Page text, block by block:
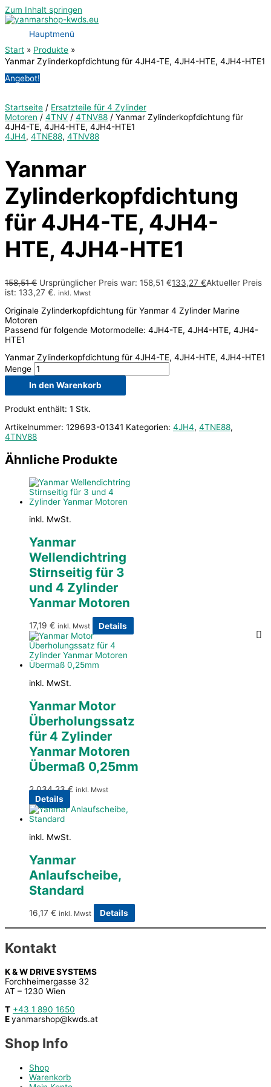
Zum Inhalt springen
Hauptmenü
Start
Produkte
Yanmar Zylinderkopfdichtung für 4JH4-TE, 4JH4-HTE, 4JH4-HTE1
Angebot!
Startseite / Ersatzteile für 4 Zylinder
Motoren / 4TNV / 4TNV88 / Yanmar Zylinderkopfdichtung für
4JH4-TE, 4JH4-HTE, 4JH4-HTE1
4JH4, 4TNE88, 4TNV88
Yanmar
Zylinderkopfdichtung
für 4JH4-TE, 4JH4-
HTE, 4JH4-HTE1
158,51€ Ursprünglicher Preis war: 158,51 €133,27 €Aktueller Preis
ist: 133,27 €. inkl. Mwst
Originale Zylinderkopfdichtung für Yanmar 4 Zylinder Marine
Motoren
Passend für folgende Motormodelle: 4JH4-TE, 4JH4-HTE, 4JH4-
HTE1
Yanmar Zylinderkopfdichtung für 4JH4-TE, 4JH4-HTE, 4JH4-HTE1
Menge
In den Warenkorb
Produkt enthält: 1 Stk.
Artikelnummer: 129693-01341 Kategorien: 4JH4, 4TNE88,
4TNV88
Ähnliche Produkte
inkl. MwSt.
Yanmar
Wellendichtring
Stirnseitig für 3
und 4 Zylinder
Yanmar Motoren
17,19 € inkl. Mwst Details
inkl. MwSt.
Yanmar Motor
Überholungssatz
für 4 Zylinder
Yanmar Motoren
Übermaß 0,25mm
2.034,23€ inkl. Mwst
Details
inkl. MwSt.
Yanmar
Anlaufscheibe,
Standard
16,17 € inkl. Mwst Details
Kontakt
K & W DRIVE SYSTEMS
Forchheimergasse 32
AT – 1230 Wien
T +43 1 890 1650
Eyanmarshop@kwds.at
Shop Info
Shop
Warenkorb